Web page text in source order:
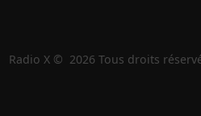
Radio X © 2026 Tous droits